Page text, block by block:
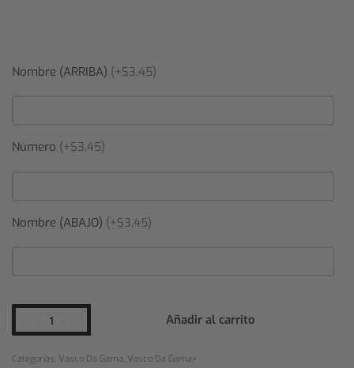
Nombre (ARRIBA) (+$3,45)
Número (+$3,45)
Nombre (ABAJO) (+$3,45)
Añadir al carrito
Categorías: Vasco Da Gama Vasco Da Gama+